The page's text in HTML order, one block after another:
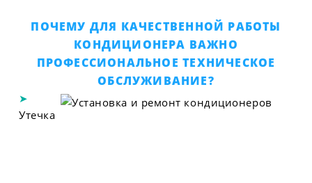
ПОЧЕМУ ДЛЯ КАЧЕСТВЕННОЙ РАБОТЫ
КОНДИЦИОНЕРА ВАЖНО
ПРОФЕССИОНАЛЬНОЕ ТЕХНИЧЕСКОЕ
ОБСЛУЖИВАНИЕ?
Утечка